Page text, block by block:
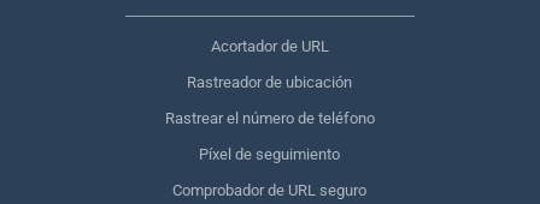
Acortador de URL
Rastreador de ubicación
Rastrear el número de teléfono
Píxel de seguimiento
Comprobador de URL seguro